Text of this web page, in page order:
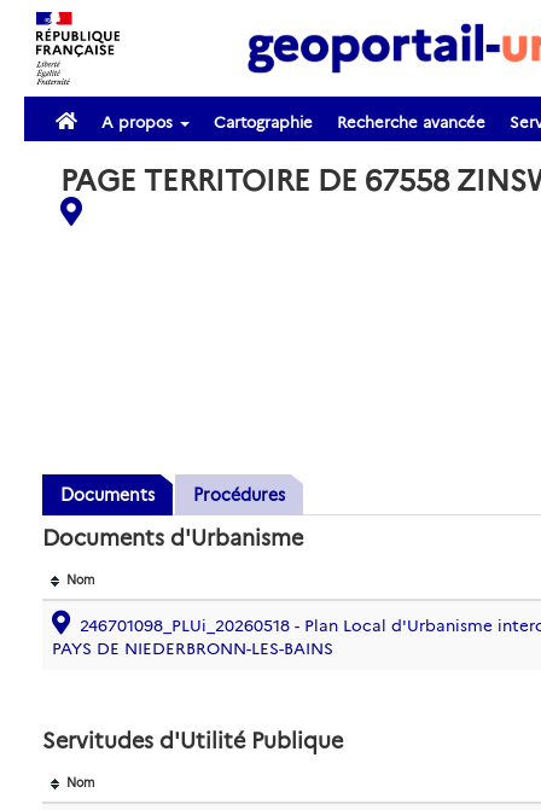
A propos Cartographie Recherche avancée
PAGE TERRITOIRE DE 67558
Documents Procédures
Documents d'Urbanisme
Nom
246701098_PLUi_20260518 - Plan Local d'Urbanisme
PAYS DE NIEDERBRONN-LES-BAINS
Servitudes d'Utilité Publique
Nom